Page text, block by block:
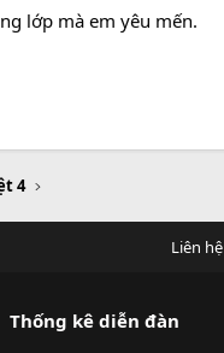
lớp mà em yêu mến.
4
Liên hệ
Thống kê diễn đàn